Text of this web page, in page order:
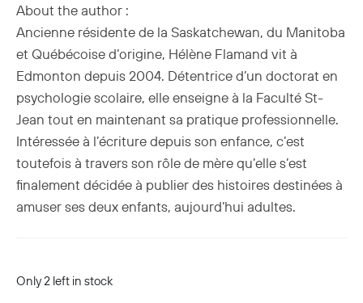
About the author :
Ancienne résidente de la Saskatchewan, du Manitoba
et Québécoise d’origine, Hélène Flamand vit à
Edmonton depuis 2004. Détentrice d’un doctorat en
psychologie scolaire, elle enseigne à la Faculté St-
Jean tout en maintenant sa pratique professionnelle.
Intéressée à l’écriture depuis son enfance, c’est
toutefois à travers son rôle de mère qu’elle s’est
finalement décidée à publier des histoires destinées à
amuser ses deux enfants, aujourd’hui adultes.
Only 2 left in stock